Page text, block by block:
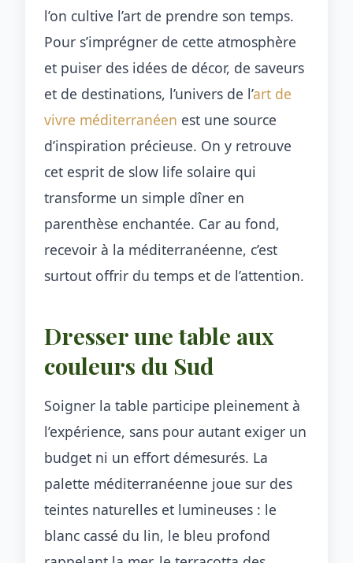
l’on cultive l’art de prendre son temps.
Pour s’imprégner de cette atmosphère
et puiser des idées de décor, de saveurs
et de destinations, l’univers de l’art de
vivre méditerranéen est une source
d’inspiration précieuse. On y retrouve
cet esprit de slow life solaire qui
transforme un simple dîner en
parenthèse enchantée. Car au fond,
recevoir à la méditerranéenne, c’est
surtout offrir du temps et de l’attention.
Dresser une table aux
couleurs du Sud
Soigner la table participe pleinement à
l’expérience, sans pour autant exiger un
budget ni un effort démesurés. La
palette méditerranéenne joue sur des
teintes naturelles et lumineuses : le
blanc cassé du lin, le bleu profond